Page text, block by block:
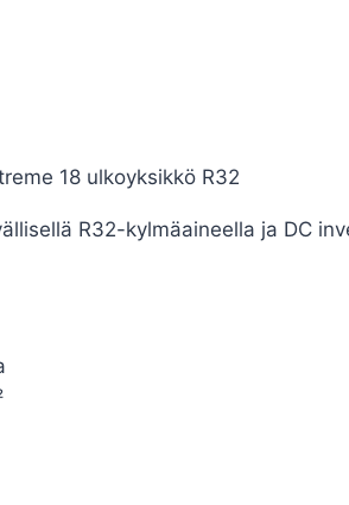
18 ulkoyksikkö R32
R32-kylmäaineella ja DC